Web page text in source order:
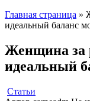
Главная страница »
идеальный баланс
Женщина за
идеальный
Статьи